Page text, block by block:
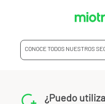
CONOCE TODOS NUESTROS
¿Puedo